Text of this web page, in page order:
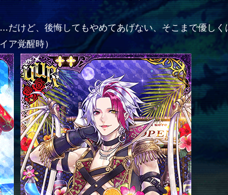
けど、後悔してもやめてあげない、そこまで優しく
ア覚醒時）